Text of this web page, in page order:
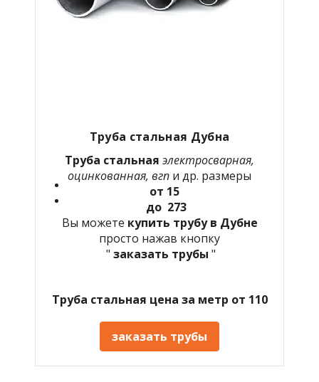
Труба стальная Дубна
Труба стальная электросварная,
оцинкованная, вгп и др. размеры
от 15
до 273
Вы можете купить трубу в Дубне
просто нажав кнопку
" заказать трубы "
Труба стальная цена за метр от 110
заказать трубы